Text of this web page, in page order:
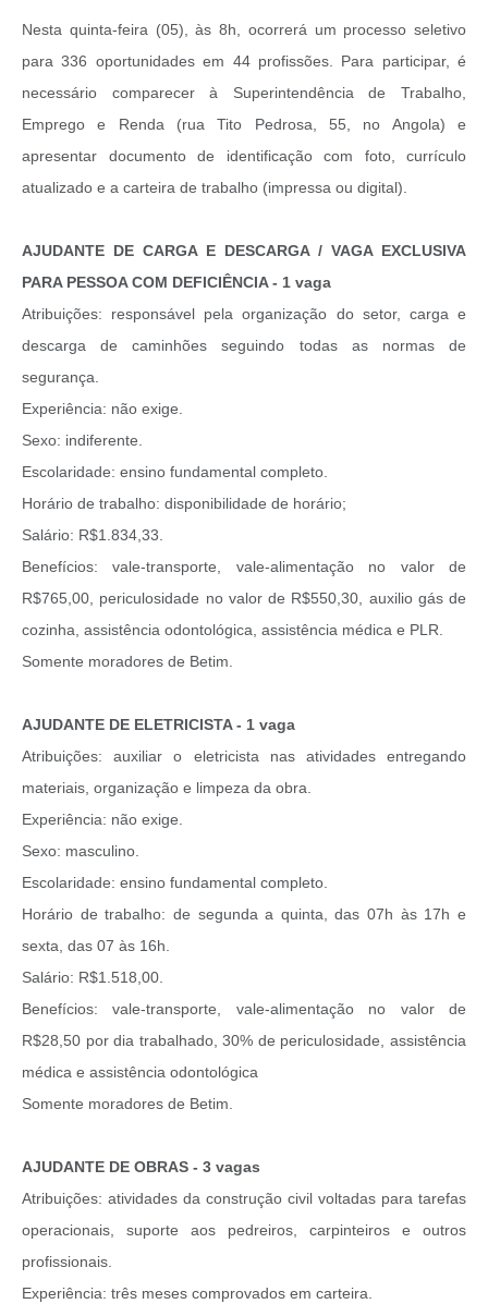
Nesta quinta-feira (05), às 8h, ocorrerá um processo seletivo
para 336 oportunidades em 44 profissões. Para participar, é
necessário comparecer à Superintendência de Trabalho,
Emprego e Renda (rua Tito Pedrosa, 55, no Angola) e
apresentar documento de identificação com foto, currículo
atualizado e a carteira de trabalho (impressa ou digital).
AJUDANTE DE CARGA E DESCARGA / VAGA EXCLUSIVA
PARA PESSOA COM DEFICIÊNCIA - 1 vaga
Atribuições: responsável pela organização do setor, carga e
descarga de caminhões seguindo todas as normas de
segurança.
Experiência: não exige.
Sexo: indiferente.
Escolaridade: ensino fundamental completo.
Horário de trabalho: disponibilidade de horário;
Salário: R$1.834,33.
Benefícios: vale-transporte, vale-alimentação no valor de
R$765,00, periculosidade no valor de R$550,30, auxilio gás de
cozinha, assistência odontológica, assistência médica e PLR.
Somente moradores de Betim.
AJUDANTE DE ELETRICISTA - 1 vaga
Atribuições: auxiliar o eletricista nas atividades entregando
materiais, organização e limpeza da obra.
Experiência: não exige.
Sexo: masculino.
Escolaridade: ensino fundamental completo.
Horário de trabalho: de segunda a quinta, das 07h às 17h e
sexta, das 07 às 16h.
Salário: R$1.518,00.
Benefícios: vale-transporte, vale-alimentação no valor de
R$28,50 por dia trabalhado, 30% de periculosidade, assistência
médica e assistência odontológica
Somente moradores de Betim.
AJUDANTE DE OBRAS - 3 vagas
Atribuições: atividades da construção civil voltadas para tarefas
operacionais, suporte aos pedreiros, carpinteiros e outros
profissionais.
Experiência: três meses comprovados em carteira.